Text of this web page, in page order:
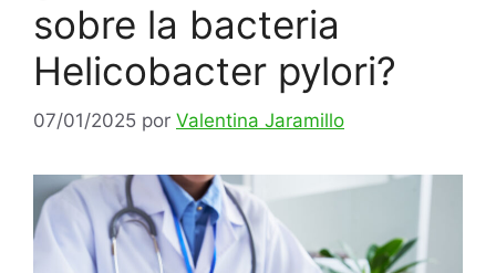
sobre la bacteria
Helicobacter pylori?
07/01/2025 por Valentina Jaramillo